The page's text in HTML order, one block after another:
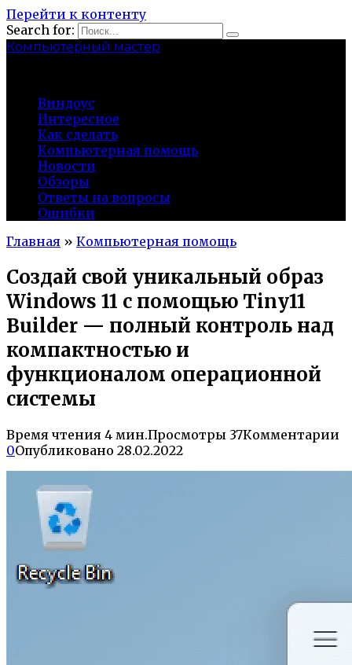
Перейти к контенту
Search for:
Компьютерный мастер
Виндоус
Интересное
Как сделать
Компьютерная помощь
Новости
Обзоры
Ответы на вопросы
Ошибки
Главная » Компьютерная помощь
Создай свой уникальный образ
Windows 11 с помощью Tiny11
Builder — полный контроль над
компактностью и
функционалом операционной
системы
Время чтения 4 мин.Просмотры 37Комментарии
0Опубликовано 28.02.2022